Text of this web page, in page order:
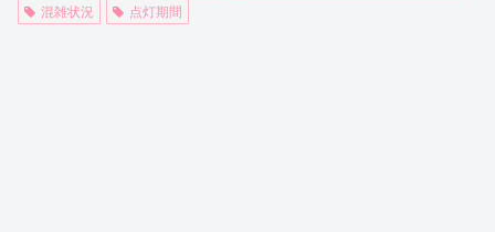
混雑状況
点灯期間